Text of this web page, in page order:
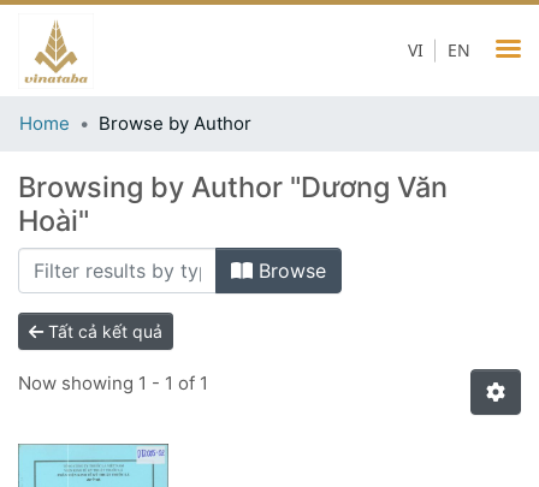
EN
VI
Home Browse by Author
Browsing by Author "Dương Văn
Hoài"
Browse
Tất cả kết quả
Now showing 1 - 1 of 1